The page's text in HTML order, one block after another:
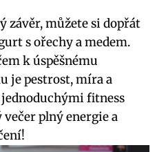
závěr, můžete si dopřát
s ořechy a medem.
k úspěšnému
je pestrost, míra a
fitness
plný energie a